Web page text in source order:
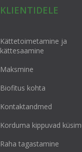
KLIENTIDELE
Kättetoimetamine ja
kättesaamine
Maksmine
Biofitus kohta
Kontaktandmed
Korduma kippuvad
Raha tagastamine